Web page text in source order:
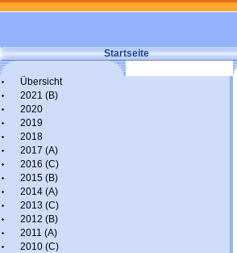
Startseite
Übersicht
2021 (B)
2020
2019
2018
2017 (A)
2016 (C)
2015 (B)
2014 (A)
2013 (C)
2012 (B)
2011 (A)
2010 (C)